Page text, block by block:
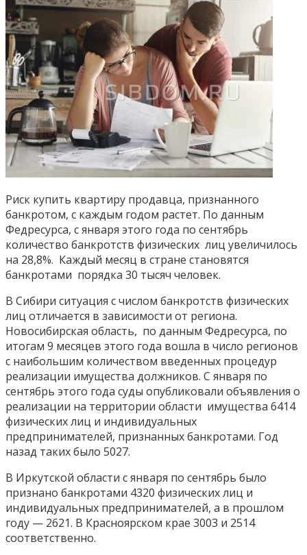
Риск купить квартиру продавца, признанного
банкротом, с каждым годом растет. По данным
Федресурса, с января этого года по сентябрь
количество банкротств физических лиц увеличилось
на 28,8%. Каждый месяц в стране становятся
банкротами порядка 30 тысяч человек.
В Сибири ситуация с числом банкротств физических
лиц отличается в зависимости от региона.
Новосибирская область, по данным Федресурса, по
итогам 9 месяцев этого года вошла в число регионов
с наибольшим количеством введенных процедур
реализации имущества должников. С января по
сентябрь этого года суды опубликовали объявления о
реализации на территории области имущества 6414
физических лиц и индивидуальных
предпринимателей, признанных банкротами. Год
назад таких было 5027.
В Иркутской области с января по сентябрь было
признано банкротами 4320 физических лиц и
индивидуальных предпринимателей, а в прошлом
году — 2621. В Красноярском крае 3003 и 2514
соответственно.